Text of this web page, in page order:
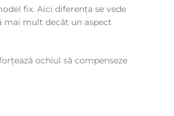
fix. Aici diferența se vede
mai mult decât un aspect
ochiul să compenseze